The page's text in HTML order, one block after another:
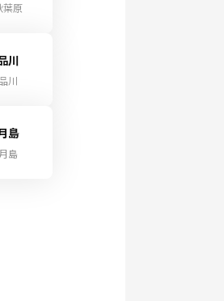
葉原
川
品川
島
月島